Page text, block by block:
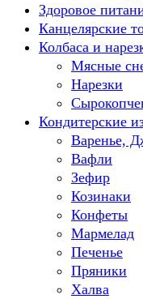
Здоровое
Канцелярские
Колбаса и
Мясные
Нарезки
Кондитерские
Варенье,
Вафли
Зефир
Козинаки
Конфеты
Мармелад
Печенье
Пряники
Халва